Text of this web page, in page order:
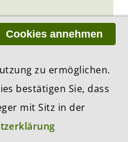
*Pflichteingabefelder
Cookies annehmen
zu ermöglichen.
bestätigen Sie, dass
mit Sitz in der